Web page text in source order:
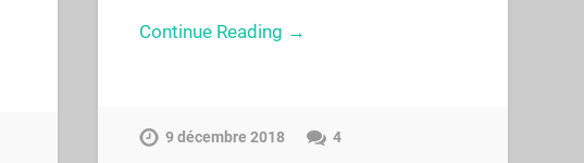
Continue Reading →
9 décembre 2018 4